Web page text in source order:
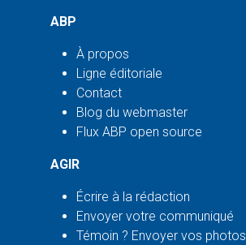
ABP
À propos
Ligne éditoriale
Contact
Blog du webmaster
Flux ABP open source
AGIR
Écrire à la rédaction
Envoyer votre communiqué
Témoin ? Envoyer vos photos